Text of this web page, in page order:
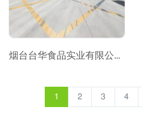
烟台台华食品实业有限公司-全景VR
1 2 3 4